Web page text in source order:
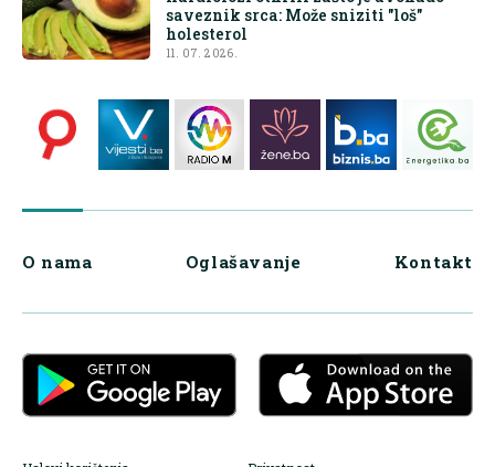
saveznik srca: Može sniziti "loš"
holesterol
11. 07. 2026.
O nama Oglašavanje Kontakt